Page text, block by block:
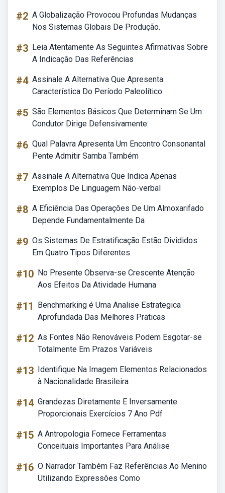
#2 A Globalização Provocou Profundas Mudanças
Nos Sistemas Globais De Produção.
#3 Leia Atentamente As Seguintes Afirmativas Sobre
A Indicação Das Referências
#4 Assinale A Alternativa Que Apresenta
Característica Do Período Paleolítico
#5 São Elementos Básicos Que Determinam Se Um
Condutor Dirige Defensivamente:
#6 Qual Palavra Apresenta Um Encontro Consonantal
Pente Admitir Samba Também
#7 Assinale A Alternativa Que Indica Apenas
Exemplos De Linguagem Não-verbal
#8 A Eficiência Das Operações De Um Almoxarifado
Depende Fundamentalmente Da
#9 Os Sistemas De Estratificação Estão Divididos
Em Quatro Tipos Diferentes
#10 No Presente Observa-se Crescente Atenção
Aos Efeitos Da Atividade Humana
#11
Benchmarking é Uma Analise Estrategica
Aprofundada Das Melhores Praticas
#12 As Fontes Não Renováveis Podem Esgotar-se
Totalmente Em Prazos Variáveis
#13 Identifique Na Imagem Elementos Relacionados
à Nacionalidade Brasileira
#14 Grandezas Diretamente E Inversamente
Proporcionais Exercícios 7 Ano Pdf
#15 A Antropologia Fornece Ferramentas
Conceituais Importantes Para Análise
#16 O Narrador Também Faz Referências Ao Menino
Utilizando Expressões Como